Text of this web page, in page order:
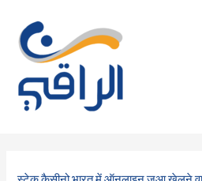
content